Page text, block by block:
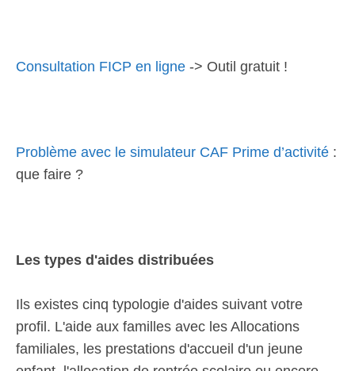
Consultation FICP en ligne -> Outil gratuit !
Problème avec le simulateur CAF Prime d’activité :
que faire ?
Les types d'aides distribuées
Ils existes cinq typologie d'aides suivant votre
profil. L'aide aux familles avec les Allocations
familiales, les prestations d'accueil d'un jeune